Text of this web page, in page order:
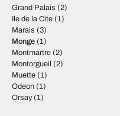
Grand Palais (2)
Ile de la Cite (1)
Marais (3)
Monge (1)
Montmartre (2)
Montorgueil (2)
Muette (1)
Odeon (1)
Orsay(1)